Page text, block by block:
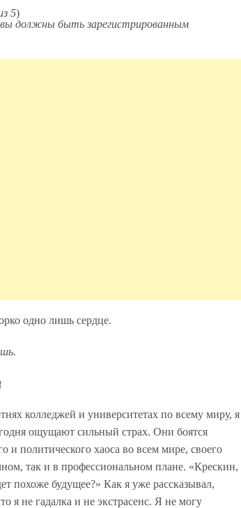
5)
должны быть зарегистрированным
одно лишь сердце.
колледжей и университетах по всему миру, я
ощущают сильный страх. Они боятся
и политического хаоса во всем мире, своего
так и в профессиональном плане. «Крескин,
похоже будущее?» Как я уже рассказывал,
я не гадалка и не экстрасенс. Я не могу